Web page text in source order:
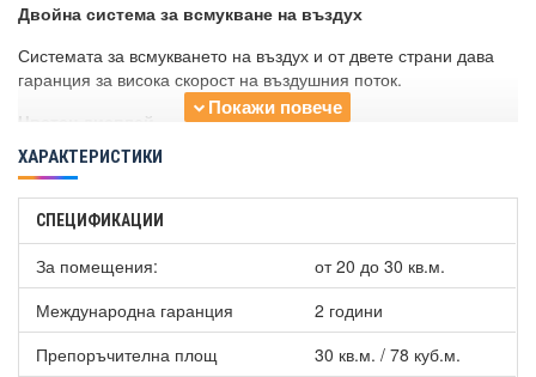
Двойна система за всмукване на въздух
Системата за всмукването на въздух и от двете страни дава
гаранция за висока скорост на въздушния поток.
Цветен дисплей
Влажността, качеството на въздуха, температурата и
състоянието на филтъра и устройството се показват на
дисплея.
ХАРАКТЕРИСТИКИ
СПЕЦИФИКАЦИИ
За помещения:
от 20 до 30 кв.м.
Международна гаранция
2 години
Препоръчителна площ
30 кв.м. / 78 куб.м.